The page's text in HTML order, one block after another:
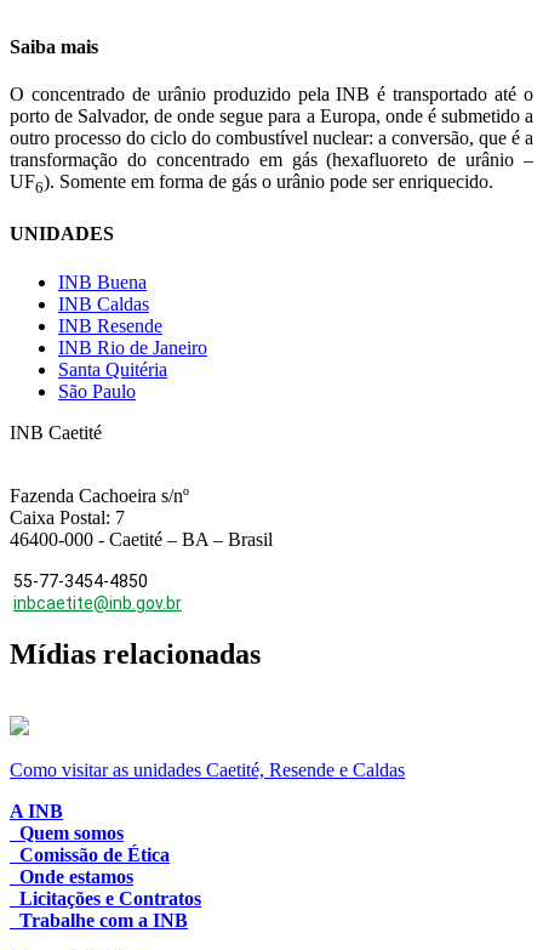
Saiba mais
O concentrado de urânio produzido pela INB é transportado até o
porto de Salvador, de onde segue para a Europa, onde é submetido a
outro processo do ciclo do combustível nuclear: a conversão, que é a
transformação do concentrado em gás (hexafluoreto de urânio –
UF6). Somente em forma de gás o urânio pode ser enriquecido.
UNIDADES
INB Buena
INB Caldas
INB Resende
INB Rio de Janeiro
Santa Quitéria
São Paulo
INB Caetité
Fazenda Cachoeira s/nº
Caixa Postal: 7
46400-000 - Caetité – BA – Brasil
55-77-3454-4850
inbcaetite@inb.gov.br
Mídias relacionadas
Como visitar as unidades Caetité, Resende e Caldas
A INB
Quem somos
Comissão de Ética
Onde estamos
Licitações e Contratos
Trabalhe com a INB